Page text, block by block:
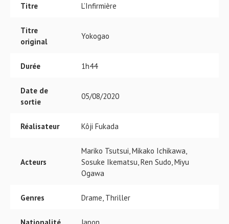
Titre L’Infirmière
Titre
original
Yokogao
Durée 1h44
Date de
sortie
05/08/2020
Réalisateur Kôji Fukada
Acteurs
Mariko Tsutsui, Mikako Ichikawa,
Sosuke Ikematsu, Ren Sudo, Miyu
Ogawa
Genres Drame, Thriller